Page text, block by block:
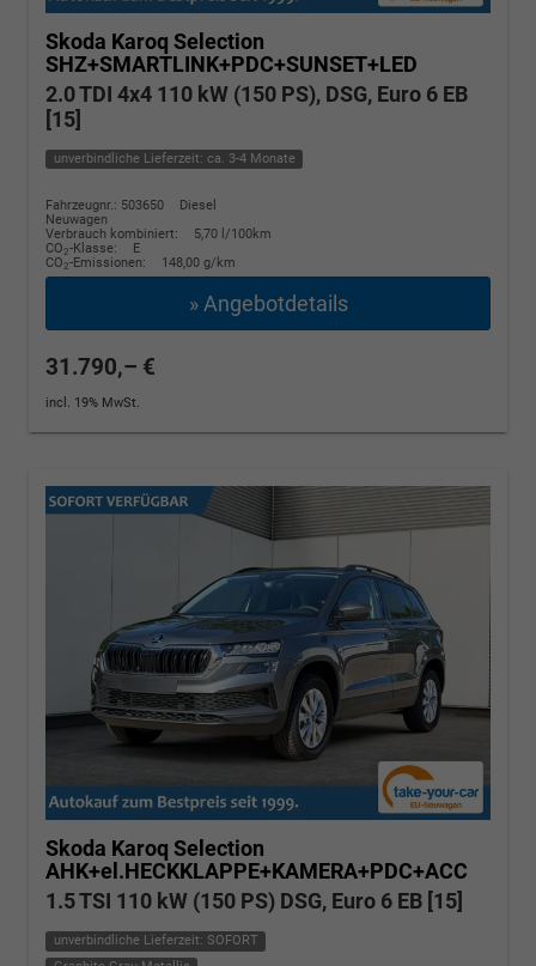
Skoda Karoq Selection
SHZ+SMARTLINK+PDC+SUNSET+LED
2.0 TDI 4x4 110 kW (150 PS), DSG, Euro 6 EB
[15]
unverbindliche Lieferzeit: ca. 3-4 Monate
Fahrzeugnr.: 503650
Diesel
Neuwagen
Verbrauch kombiniert:
5,70 l/100km
CO2-Klasse:
E
CO2-Emissionen: 148,00 g/km
» Angebotdetails
31.790,– €
incl. 19% MwSt.
Skoda Karoq Selection
AHK+el.HECKKLAPPE+KAMERA+PDC+ACC
1.5 TSI 110 kW (150 PS) DSG, Euro 6 EB [15]
unverbindliche Lieferzeit: SOFORT